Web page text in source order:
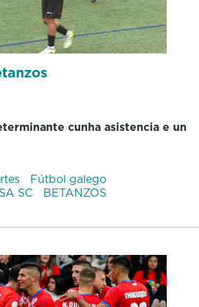
cunha asistencia e un
Fútbol galego
SC BETANZOS